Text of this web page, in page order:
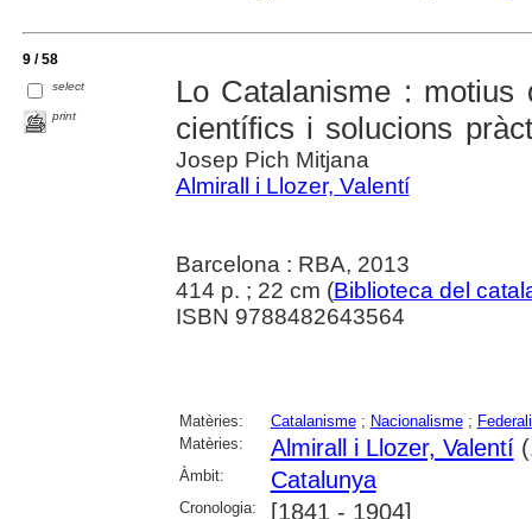
9 / 58
select
print
Lo Catalanisme :
científics i solucions
Josep Pich Mitjana
Almirall i Llozer, Valentí
Barcelona : RBA, 2013
414 p. ; 22 cm (Biblioteca del
ISBN 9788482643564
Matèries: Catalanisme; Nacionalisme;
Matèries:
Almirall i Llozer, Valentí
Àmbit: Catalunya
Cronologia: [1841 - 1904]